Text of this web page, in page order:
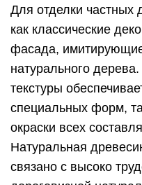
Для отделки частных
как классические
фасада,
натурального
текстуры
специальных форм,
окраски всех
Натуральная
связано с высоко